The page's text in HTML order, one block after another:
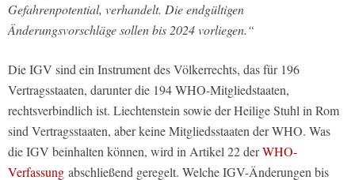
Gefahrenpotential, verhandelt. Die endgültigen
Änderungsvorschläge sollen bis 2024 vorliegen.“
Die IGV sind ein Instrument des Völkerrechts, das für 196
Vertragsstaaten, darunter die 194 WHO-Mitgliedstaaten,
rechtsverbindlich ist. Liechtenstein sowie der Heilige Stuhl in Rom
sind Vertragsstaaten, aber keine Mitgliedsstaaten der WHO. Was
die IGV beinhalten können, wird in Artikel 22 derWHO-
Verfassung abschließend geregelt. Welche IGV-Änderungen bis